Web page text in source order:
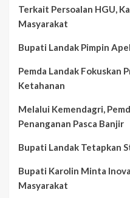
Terkait Persoalan HGU,
Masyarakat
Bupati Landak Pimpin
Pemda Landak Fokuskan
Ketahanan
Melalui Kemendagri,
Penanganan Pasca Banjir
Bupati Landak Tetapkan
Bupati Karolin Minta
Masyarakat